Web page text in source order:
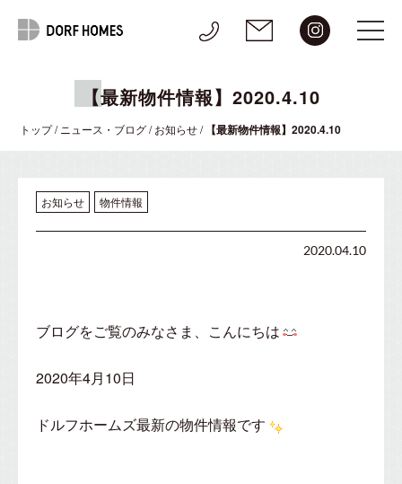
【最新物件情報】2020.4.10
トップ/ ニュース・ブログ/お知らせ/ 【最新物件情報】2020.4.10
お知らせ 物件情報
2020.04.10
ブログをご覧のみなさま、こんにちは
2020年4月10日
ドルフホームズ最新の物件情報です